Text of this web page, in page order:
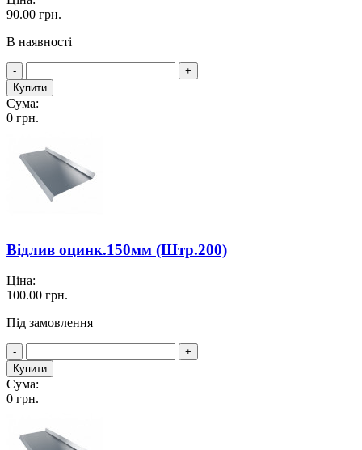
90.00 грн.
В наявності
-
+
Купити
Сума:
0 грн.
Відлив оцинк.150мм (Штр.200)
Ціна:
100.00 грн.
Під замовлення
-
+
Купити
Сума:
0 грн.